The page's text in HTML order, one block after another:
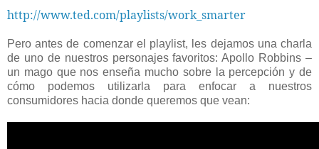
http://www.ted.com/playlists/work_smarter
Pero antes de comenzar el playlist, les dejamos una charla
de uno de nuestros personajes favoritos: Apollo Robbins –
un mago que nos enseña mucho sobre la percepción y de
cómo podemos utilizarla para enfocar a nuestros
consumidores hacia donde queremos que vean: